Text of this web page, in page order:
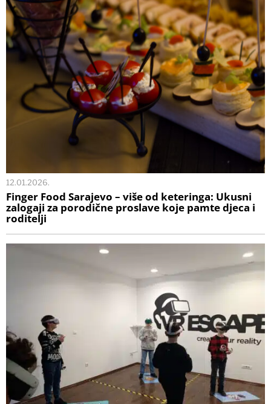
12.01.2026.
Finger Food Sarajevo – više od keteringa: Ukusni
zalogaji za porodične proslave koje pamte djeca i
roditelji